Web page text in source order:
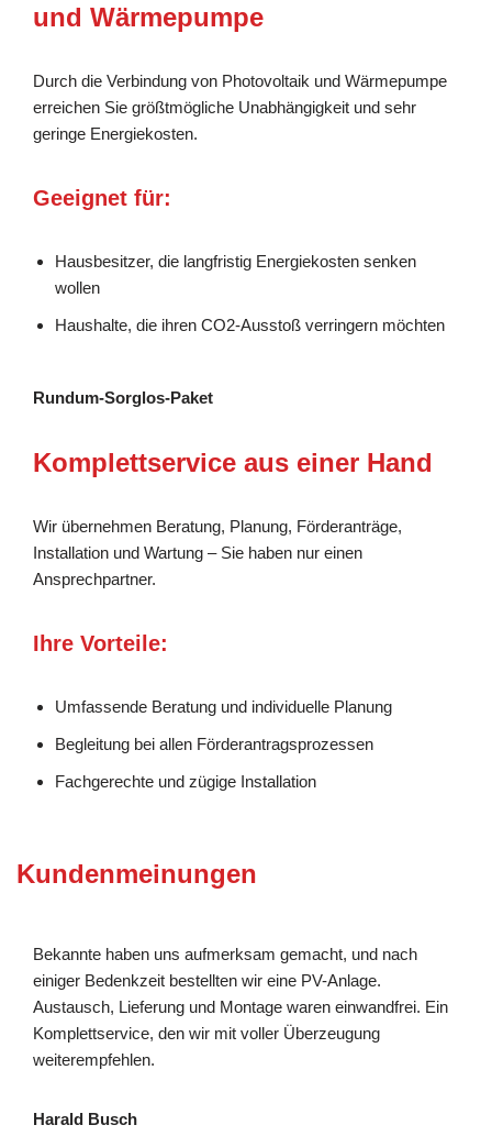
und Wärmepumpe
Durch die Verbindung von Photovoltaik und Wärmepumpe
erreichen Sie größtmögliche Unabhängigkeit und sehr
geringe Energiekosten.
Geeignet für:
Hausbesitzer, die langfristig Energiekosten senken
wollen
Haushalte, die ihren CO2-Ausstoß verringern möchten
Rundum-Sorglos-Paket
Komplettservice aus einer Hand
Wir übernehmen Beratung, Planung, Förderanträge,
Installation und Wartung – Sie haben nur einen
Ansprechpartner.
Ihre Vorteile:
Umfassende Beratung und individuelle Planung
Begleitung bei allen Förderantragsprozessen
Fachgerechte und zügige Installation
Kundenmeinungen
Bekannte haben uns aufmerksam gemacht, und nach
einiger Bedenkzeit bestellten wir eine PV-Anlage.
Austausch, Lieferung und Montage waren einwandfrei. Ein
Komplettservice, den wir mit voller Überzeugung
weiterempfehlen.
Harald Busch